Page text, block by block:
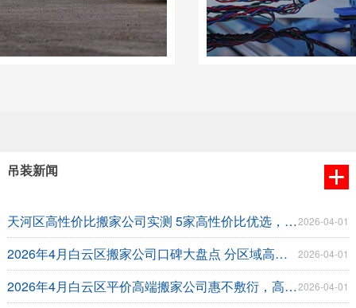
吊装新闻
2026-04-01
天河区高性价比搬家公司实测 5家高性价比优选，不花冤枉钱
2026-04-01
2026年4月白云区搬家公司口碑大盘点 分区域高端优选指南
2026-04-01
2026年4月白云区平价高端搬家公司惠不敷衍，高端服务不溢价